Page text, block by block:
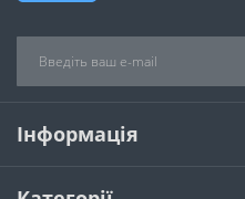
Інформація